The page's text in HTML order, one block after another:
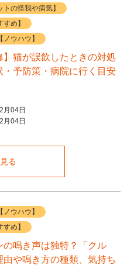
の怪我や病気】
め】
ウハウ】
】猫が誤飲したときの対処
・予防策・病院に行く目安
月04日
月04日
る
ウハウ】
め】
の鳴き声は独特？「クル
由や鳴き方の種類、気持ち